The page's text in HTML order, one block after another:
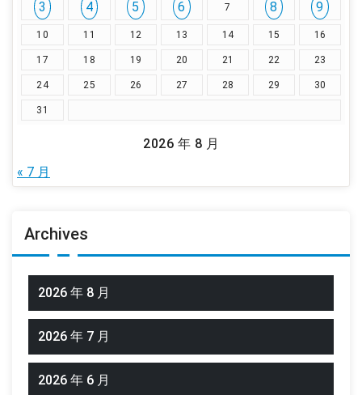
2026 年 8 月
3
4 5 6 7 8 9
10 11 12 13 14 15 16
17 18 19 20 21 22 23
24 25 26 27 28 29 30
31
« 7 月
Archives
2026 年 8 月
2026 年 7 月
2026 年 6 月